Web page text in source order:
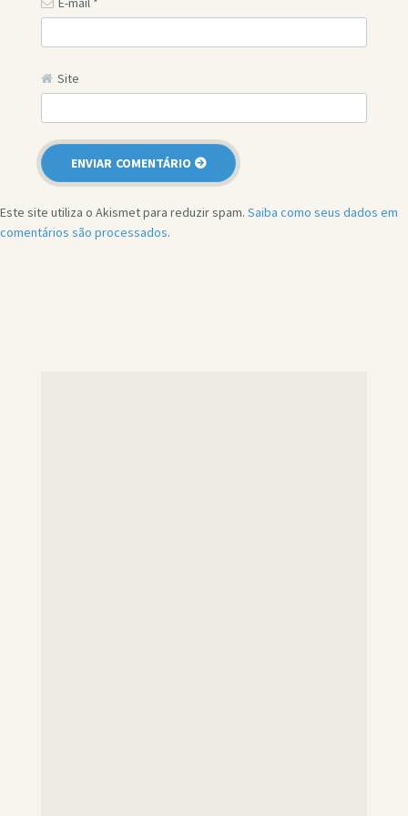
Site
Este site utiliza o Akismet para reduzir spam. Saiba como seus dados em
comentários são processados.